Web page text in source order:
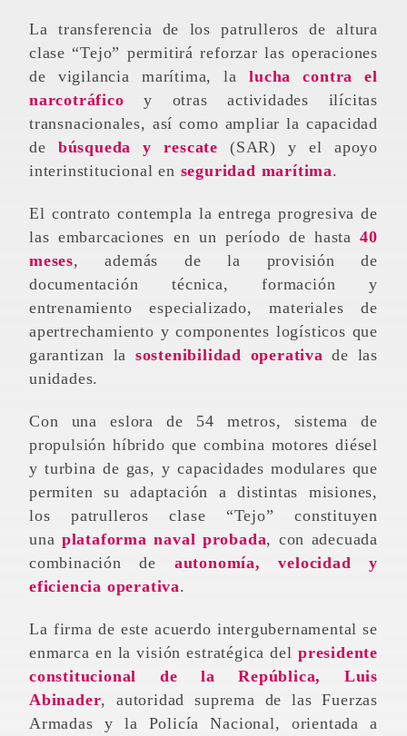
La transferencia de los patrulleros de altura
clase “Tejo” permitirá reforzar las operaciones
de vigilancia marítima, lalucha contra el
narcotráfico y otras actividades ilícitas
transnacionales, así como ampliar la capacidad
de búsqueda y rescate (SAR) y el apoyo
interinstitucional en seguridad marítima.
El contrato contempla la entrega progresiva de
las embarcaciones en un período de hasta40
meses, además de la provisión de
documentación técnica, formación y
entrenamiento especializado, materiales de
apertrechamiento y componentes logísticos que
garantizan la sostenibilidad operativa de las
unidades.
Con una eslora de 54 metros, sistema de
propulsión híbrido que combina motores diésel
y turbina de gas, y capacidades modulares que
permiten su adaptación a distintas misiones,
los patrulleros clase “Tejo” constituyen
una plataforma naval probada, con adecuada
combinación de autonomía, velocidad y
eficiencia operativa.
La firma de este acuerdo intergubernamental se
enmarca en la visión estratégica del presidente
constitucional de la República, Luis
Abinader, autoridad suprema de las Fuerzas
Armadas y la Policía Nacional, orientada a